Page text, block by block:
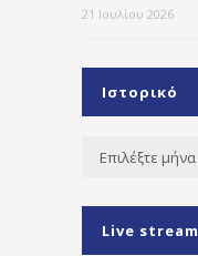
21 Ιουλίου 2026
Ιστορικό
Ιστορικό
Live stream